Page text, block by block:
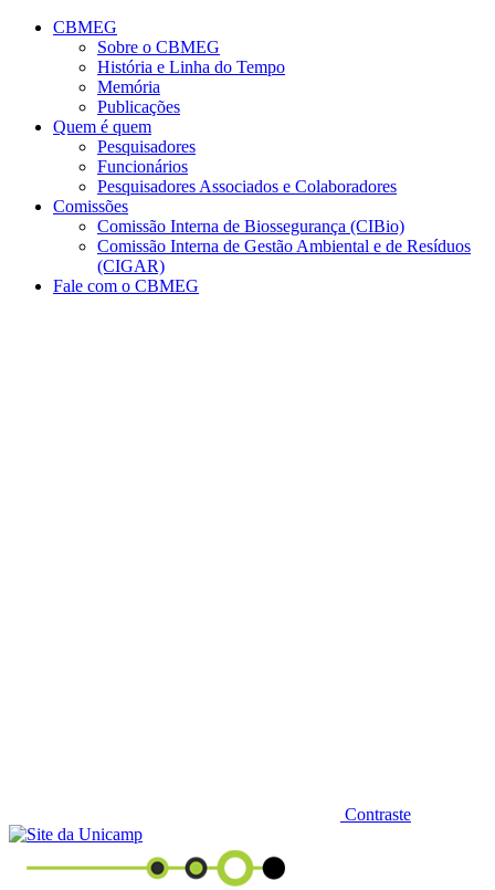
Conteúdo principal
CBMEG
Sobre o CBMEG
História e Linha do Tempo
Memória
Publicações
Quem é quem
Pesquisadores
Funcionários
Pesquisadores Associados e Colaboradores
Comissões
Comissão Interna de Biossegurança (CIBio)
Comissão Interna de Gestão Ambiental e de Resíduos
(CIGAR)
Fale com o CBMEG
Contraste